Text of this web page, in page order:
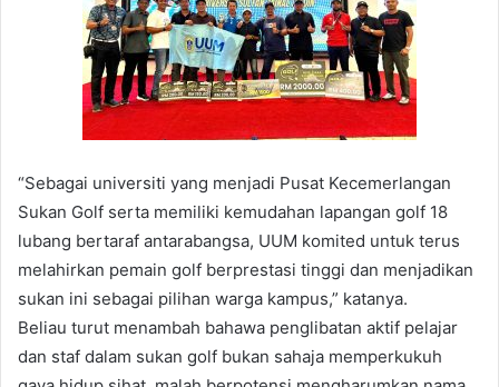
“Sebagai universiti yang menjadi Pusat Kecemerlangan
Sukan Golf serta memiliki kemudahan lapangan golf 18
lubang bertaraf antarabangsa, UUM komited untuk terus
melahirkan pemain golf berprestasi tinggi dan menjadikan
sukan ini sebagai pilihan warga kampus,” katanya.
Beliau turut menambah bahawa penglibatan aktif pelajar
dan staf dalam sukan golf bukan sahaja memperkukuh